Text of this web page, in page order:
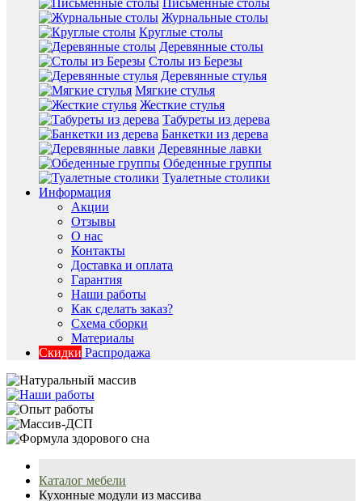
Письменные столы
Журнальные столы
Круглые столы
Деревянные столы
Столы из Березы
Деревянные стулья
Мягкие стулья
Жесткие стулья
Табуреты из дерева
Банкетки из дерева
Деревянные лавки
Обеденные группы
Туалетные столики
Информация
Акции
Отзывы
О нас
Контакты
Доставка и оплата
Гарантия
Наши работы
Как сделать заказ?
Схема сборки
Материалы
Скидки Распродажа
Каталог мебели
Кухонные модули из массива